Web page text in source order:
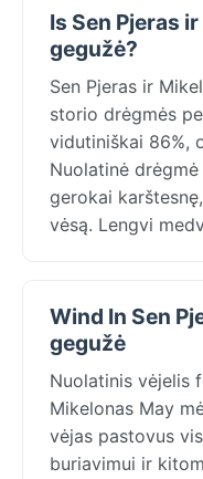
Is Sen Pjeras
gegužė?
Sen Pjeras ir
storio drėgmės
vidutiniškai 86%,
Nuolatinė
gerokai
vėsą. Lengvi
Wind In Sen
gegužė
Nuolatinis vėjelis
Mikelonas May
vėjas pastovus
buriavimui ir